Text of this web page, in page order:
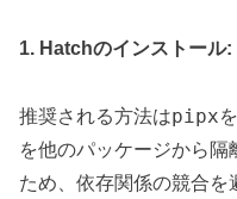
1. Hatchのインストール:
推奨される方法はpipx
を他のパッケージから
ため、依存関係の競合を